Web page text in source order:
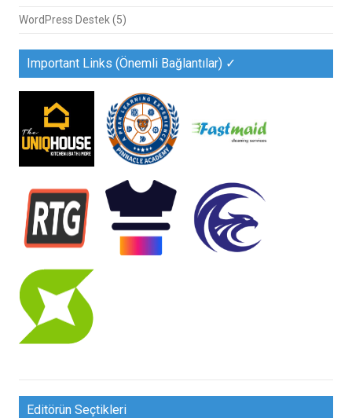
WordPress Destek (5)
Important Links (Önemli Bağlantılar) ✓
Editörün Seçtikleri